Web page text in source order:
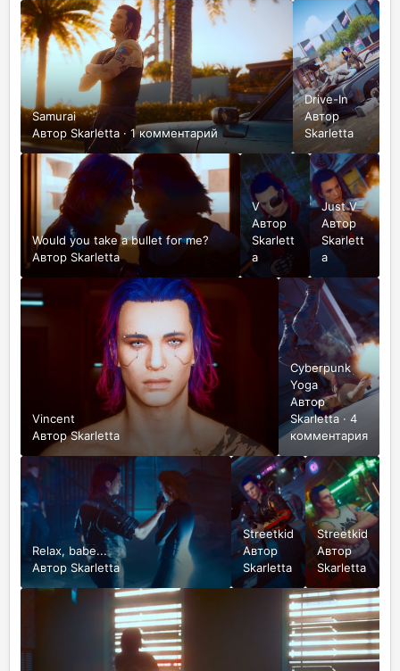
Samurai
Автор Skarletta · 1 комментарий
Drive-In
Автор
Skarletta
Would you take a bullet for me?
Автор Skarletta
V
Автор
Skarlett
a
Just V
Автор
Skarlett
a
Vincent
АвторSkarletta
Cyberpunk
Yoga
Автор
Skarletta · 4
комментария
Relax, babe...
Автор Skarletta
Streetkid
Автор
Skarletta
Streetkid
Автор
Skarletta